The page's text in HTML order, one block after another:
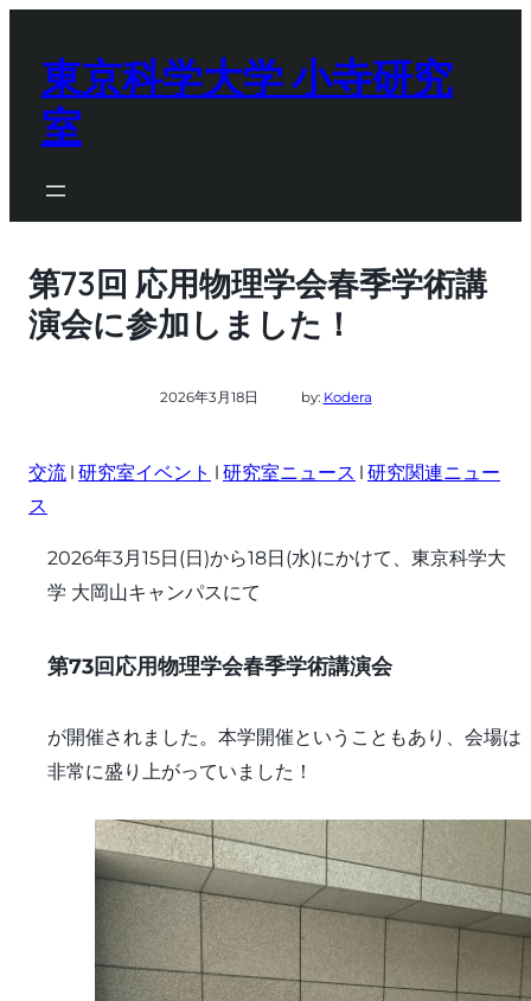
プ
東京科学大学 小寺研究
室
第73回 応用物理学会春季学術講
演会に参加しました！
2026年3月18日 by: Kodera
交流 | 研究室イベント | 研究室ニュース | 研究関連ニュー
ス
2026年3月15日(日)から18日(水)にかけて、東京科学大
学 大岡山キャンパスにて
第73回応用物理学会春季学術講演会
が開催されました。本学開催ということもあり、会場は
非常に盛り上がっていました！